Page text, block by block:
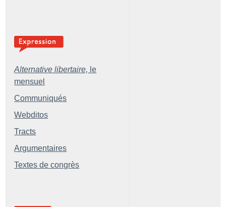
Alternative libertaire, le
mensuel
Communiqués
Webditos
Tracts
Argumentaires
Textes de congrès